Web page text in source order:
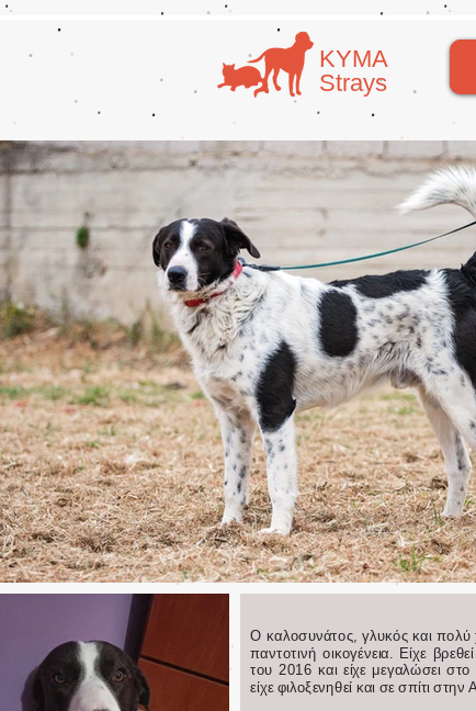
​​ΚΥΜΑ
​Strays
O καλοσυνάτος, γλυκός και πολύ
παντοτινή οικογένεια. Είχε
του 2016 και είχε μεγαλώσει
είχε φιλοξενηθεί και σε σπίτι στην